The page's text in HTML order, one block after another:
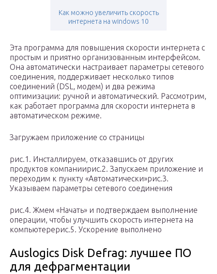
Как можно увеличить скорость
интернета на windows 10
Эта программа для повышения скорости интернета с
простым и приятно организованным интерфейсом.
Она автоматически настраивает параметры сетевого
соединения, поддерживает несколько типов
соединений (DSL, модем) и два режима
оптимизации: ручной и автоматический. Рассмотрим,
как работает программа для скорости интернета в
автоматическом режиме.
Загружаем приложение со страницы
рис.1. Инсталлируем, отказавшись от других
продуктов компаниирис.2. Запускаем приложение и
переходим к пункту «Автоматически»рис.3.
Указываем параметры сетевого соединения
рис.4. Жмем «Начать» и подтверждаем выполнение
операции, чтобы улучшить скорость интернета на
компьютерерис.5. Ускорение выполнено
Auslogics Disk Defrag: лучшее ПО
для дефрагментации